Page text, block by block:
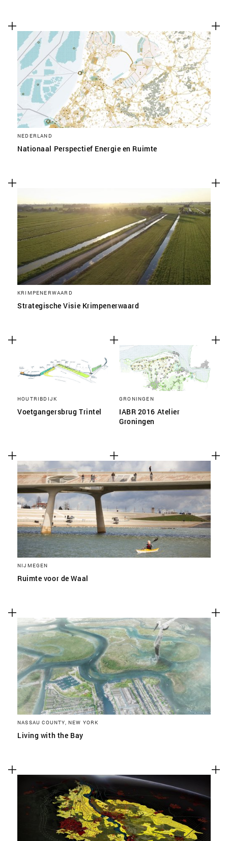
NEDERLAND
Nationaal Perspectief Energie en Ruimte
KRIMPENERWAARD
Strategische Visie Krimpenerwaard
HOUTRIBDIJK
Voetgangersbrug Trintel
GRONINGEN
IABR 2016 Atelier
Groningen
NIJMEGEN
Ruimte voor de Waal
NASSAU COUNTY, NEW YORK
Living with the Bay